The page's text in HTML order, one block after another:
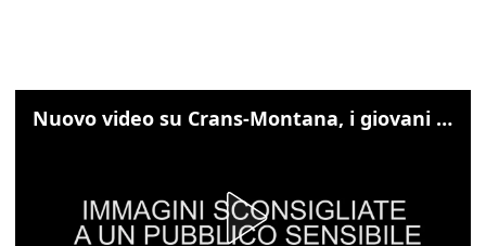
Nuovo video su Crans-Montana, i giovani cercano di sfondare le vetrate